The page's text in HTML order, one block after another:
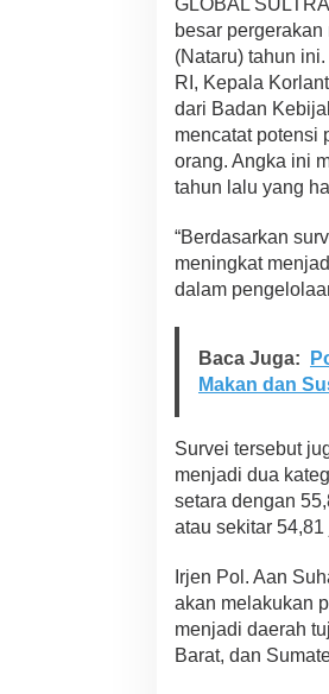
u
D
i
p
r
e
d
i
k
C
a
p
1
1
0
t
a
O
r
g
,
P
o
GLOBAL
besar
(Nataru) tahun
RI, Kepala
dari Badan
mencatat potensi
orang. Angka ini
tahun lalu yang
“Berdasarkan
meningkat
dalam
Baca Juga:
Makan dan
Survei tersebut
menjadi dua
setara dengan
atau sekitar 54,81
Irjen Pol. Aan
akan melakukan
menjadi daerah
Barat, dan